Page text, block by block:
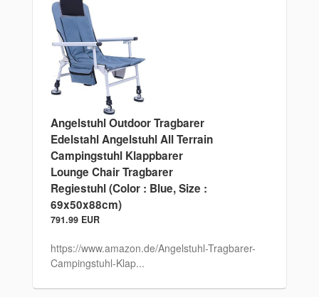
Angelstuhl Outdoor Tragbarer
Edelstahl Angelstuhl All Terrain
Campingstuhl Klappbarer
Lounge Chair Tragbarer
Regiestuhl (Color : Blue, Size :
69x50x88cm)
791.99 EUR
https://www.amazon.de/Angelstuhl-Tragbarer-
Campingstuhl-Klap...